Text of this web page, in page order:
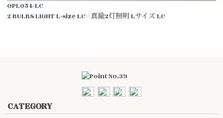
OPL054-LC
2 BULBS LIGHT L-size LC / 真鍮2灯照明 Lサイズ LC
CATEGORY